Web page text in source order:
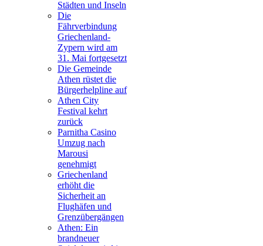
Städten und Inseln
Die
Fährverbindung
Griechenland-
Zypern wird am
31. Mai fortgesetzt
Die Gemeinde
Athen rüstet die
Bürgerhelpline auf
Athen City
Festival kehrt
zurück
Parnitha Casino
Umzug nach
Marousi
genehmigt
Griechenland
erhöht die
Sicherheit an
Flughäfen und
Grenzübergängen
Athen: Ein
brandneuer